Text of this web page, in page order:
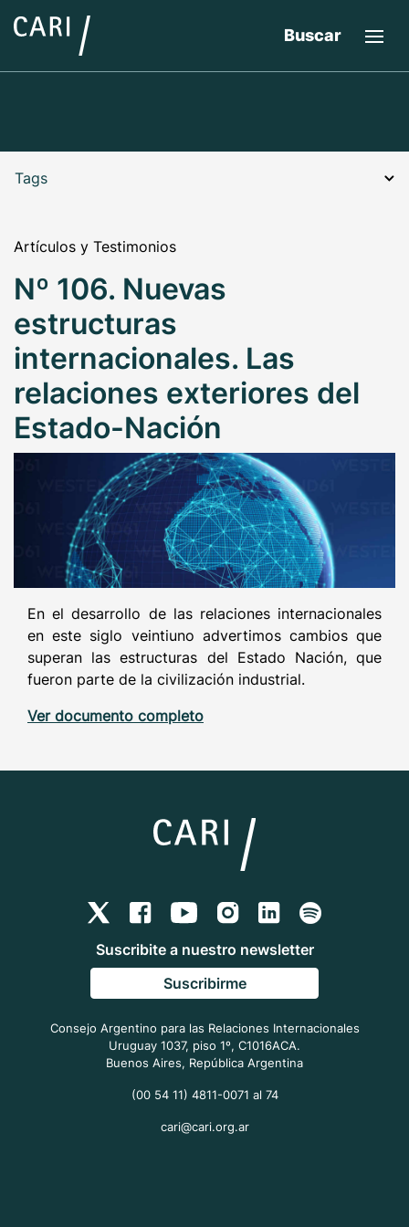
Buscar
Artículos y Testimonios
Nº 106. Nuevas
estructuras
internacionales. Las
relaciones exteriores del
Estado-Nación
En el desarrollo de las relaciones internacionales
en este siglo veintiuno advertimos cambios que
superan las estructuras del Estado Nación, que
fueron parte de la civilización industrial.
Ver documento completo
Tags
Consejo Argentino para las Relaciones Internacionales
Uruguay 1037, piso 1º, C1016ACA.
Buenos Aires, República Argentina
(00 54 11) 4811-0071 al 74
cari@cari.org.ar
Suscribite a nuestro newsletter
Suscribirme